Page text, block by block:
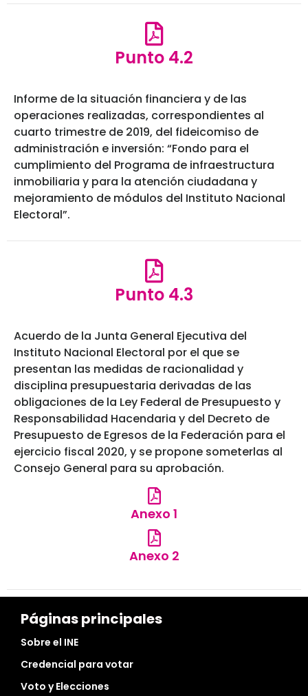
Punto 4.2
Informe de la situación financiera y de las
operaciones realizadas, correspondientes al
cuarto trimestre de 2019, del fideicomiso de
administración e inversión: “Fondo para el
cumplimiento del Programa de infraestructura
inmobiliaria y para la atención ciudadana y
mejoramiento de módulos del Instituto Nacional
Electoral”.
Punto 4.3
Acuerdo de la Junta General Ejecutiva del
Instituto Nacional Electoral por el que se
presentan las medidas de racionalidad y
disciplina presupuestaria derivadas de las
obligaciones de la Ley Federal de Presupuesto y
Responsabilidad Hacendaria y del Decreto de
Presupuesto de Egresos de la Federación para el
ejercicio fiscal 2020, y se propone someterlas al
Consejo General para su aprobación.
Anexo 1
Anexo 2
Páginas principales
Sobre el INE
Credencial para votar
Voto y Elecciones